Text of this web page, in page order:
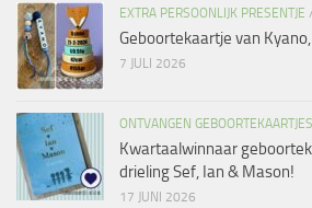
EXTRA PERSOONLIJK PRESENTJE /
Geboortekaartje van
7 JULI 2026
ONTVANGEN GEBOORTEKAARTJES
Kwartaalwinnaar
drieling Sef, Ian & Mason!
17 JUNI 2026